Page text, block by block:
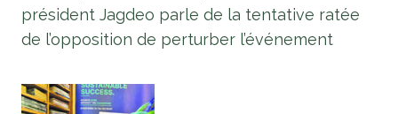
président Jagdeo parle de la tentative ratée
de l’opposition de perturber l’événement